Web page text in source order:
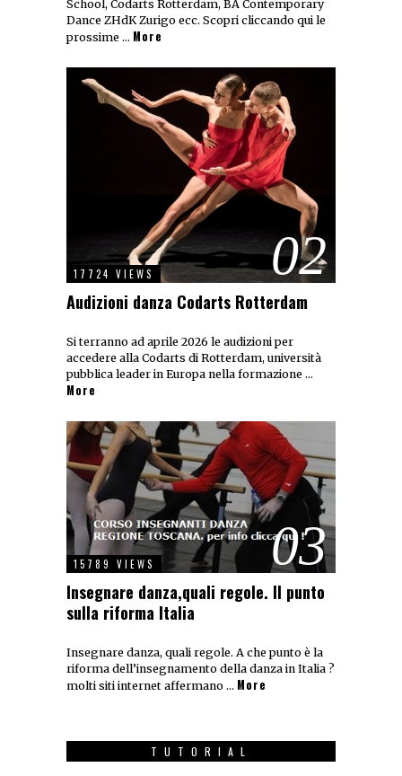
School, Codarts Rotterdam, BA Contemporary
Dance ZHdK Zurigo ecc. Scopri cliccando qui le
prossime … More
02
17724 VIEWS
Audizioni danza Codarts Rotterdam
Si terranno ad aprile 2026 le audizioni per
accedere alla Codarts di Rotterdam, università
pubblica leader in Europa nella formazione …
More
03
15789 VIEWS
Insegnare danza,quali regole. Il punto
sulla riforma Italia
Insegnare danza, quali regole. A che punto è la
riforma dell’insegnamento della danza in Italia ?
molti siti internet affermano … More
TUTORIAL